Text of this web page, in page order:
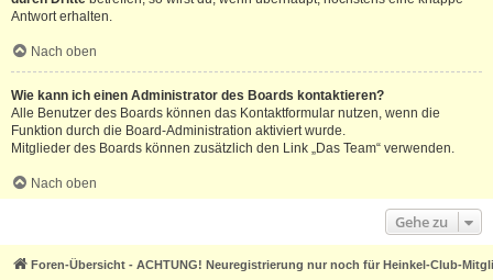
Antwort erhalten.
Nach oben
Wie kann ich einen Administrator des Boards kontaktieren?
Alle Benutzer des Boards können das Kontaktformular nutzen, wenn die
Funktion durch die Board-Administration aktiviert wurde.
Mitglieder des Boards können zusätzlich den Link „Das Team“ verwenden.
Nach oben
Gehe zu
Foren-Übersicht - ACHTUNG! Neuregistrierung nur noch für Heinkel-Club-